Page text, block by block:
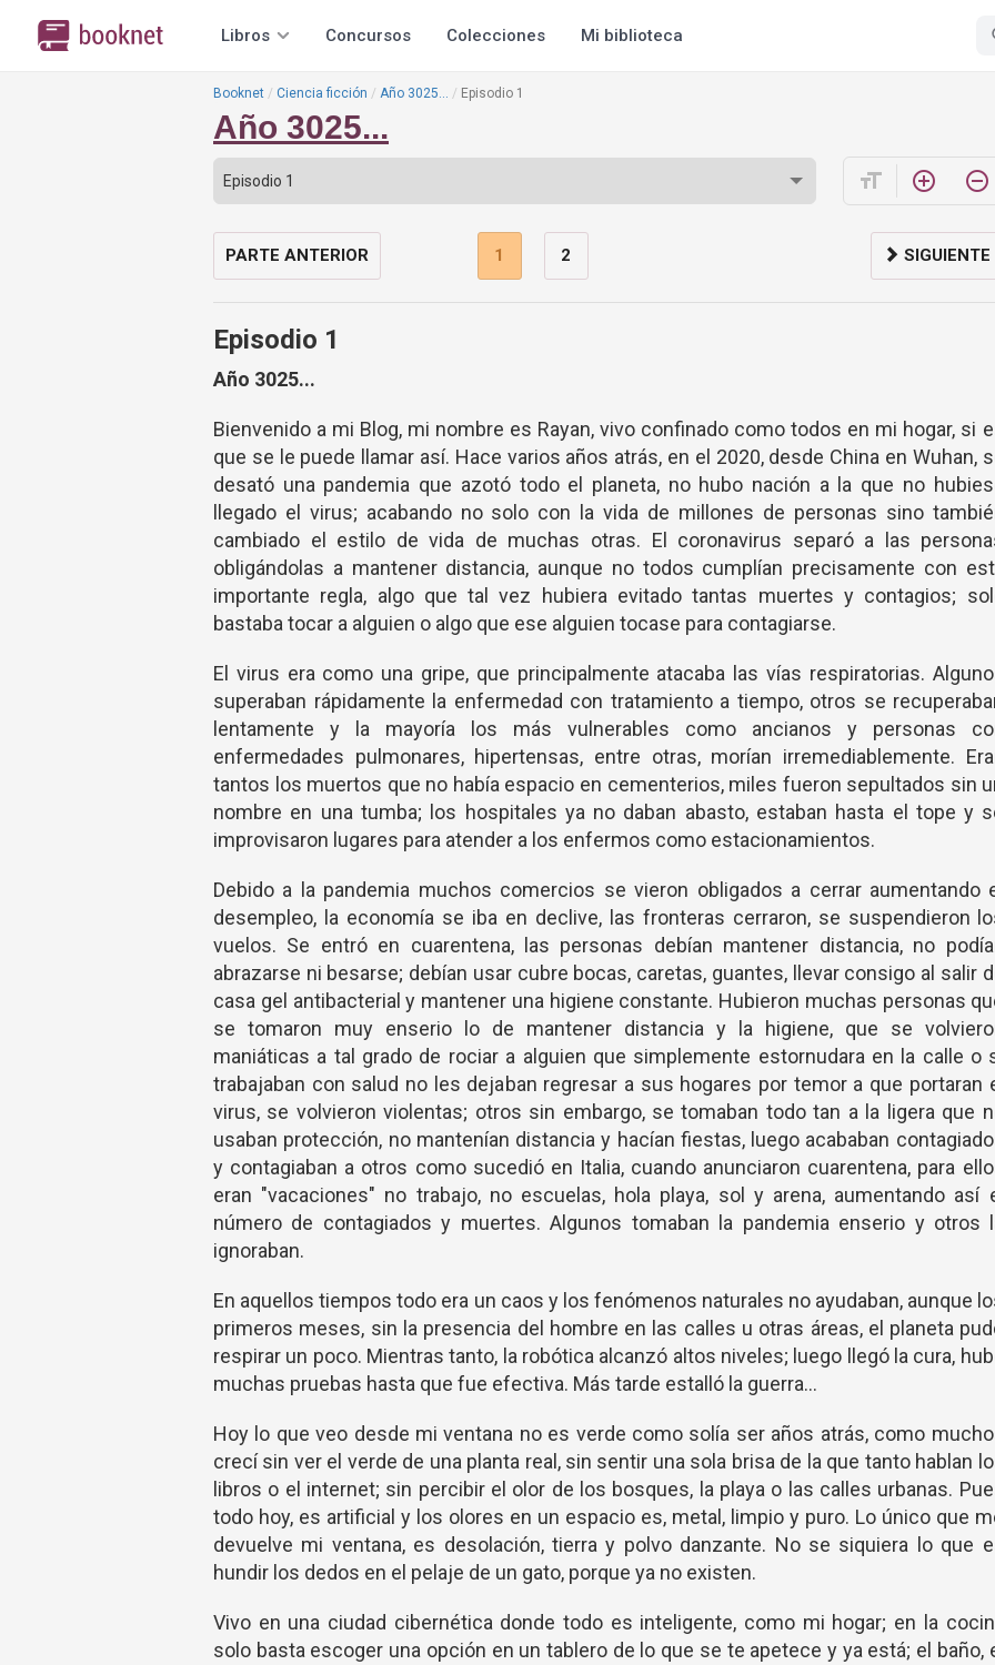
Libros Concursos Colecciones Mi biblioteca
Booknet Ciencia ficción Año 3025... Episodio 1
Año 3025...
format_size add_circle_outline remove_circle_outline
PARTE ANTERIOR 1 2 SIGUIENTE
Episodio 1
Año 3025...
Bienvenido a mi Blog, mi nombre es Rayan, vivo confinado como todos en mi hogar, si
que se le puede llamar así. Hace varios años atrás, en el 2020, desde China en Wuhan,
desató una pandemia que azotó todo el planeta, no hubo nación a la que no
llegado el virus; acabando no solo con la vida de millones de personas sino
cambiado el estilo de vida de muchas otras. El coronavirus separó a las
obligándolas a mantener distancia, aunque no todos cumplían precisamente con
importante regla, algo que tal vez hubiera evitado tantas muertes y contagios;
bastaba tocar a alguien o algo que ese alguien tocase para contagiarse.
El virus era como una gripe, que principalmente atacaba las vías respiratorias.
superaban rápidamente la enfermedad con tratamiento a tiempo, otros se
lentamente y la mayoría los más vulnerables como ancianos y personas
enfermedades pulmonares, hipertensas, entre otras, morían irremediablemente.
tantos los muertos que no había espacio en cementerios, miles fueron sepultados sin
nombre en una tumba; los hospitales ya no daban abasto, estaban hasta el tope y
improvisaron lugares para atender a los enfermos como estacionamientos.
Debido a la pandemia muchos comercios se vieron obligados a cerrar aumentando
desempleo, la economía se iba en declive, las fronteras cerraron, se suspendieron
vuelos. Se entró en cuarentena, las personas debían mantener distancia, no
abrazarse ni besarse; debían usar cubre bocas, caretas, guantes, llevar consigo al salir
casa gel antibacterial y mantener una higiene constante. Hubieron muchas personas
se tomaron muy enserio lo de mantener distancia y la higiene, que se
maniáticas a tal grado de rociar a alguien que simplemente estornudara en la calle o
trabajaban con salud no les dejaban regresar a sus hogares por temor a que portaran
virus, se volvieron violentas; otros sin embargo, se tomaban todo tan a la ligera que
usaban protección, no mantenían distancia y hacían fiestas, luego acababan
y contagiaban a otros como sucedió en Italia, cuando anunciaron cuarentena, para
eran "vacaciones" no trabajo, no escuelas, hola playa, sol y arena, aumentando así
número de contagiados y muertes. Algunos tomaban la pandemia enserio y otros
ignoraban.
En aquellos tiempos todo era un caos y los fenómenos naturales no ayudaban, aunque
primeros meses, sin la presencia del hombre en las calles u otras áreas, el planeta
respirar un poco. Mientras tanto, la robótica alcanzó altos niveles; luego llegó la cura,
muchas pruebas hasta que fue efectiva. Más tarde estalló la guerra...
Hoy lo que veo desde mi ventana no es verde como solía ser años atrás, como
crecí sin ver el verde de una planta real, sin sentir una sola brisa de la que tanto hablan
libros o el internet; sin percibir el olor de los bosques, la playa o las calles urbanas.
todo hoy, es artificial y los olores en un espacio es, metal, limpio y puro. Lo único que
devuelve mi ventana, es desolación, tierra y polvo danzante. No se siquiera lo que
hundir los dedos en el pelaje de un gato, porque ya no existen.
Vivo en una ciudad cibernética donde todo es inteligente, como mi hogar; en la
solo basta escoger una opción en un tablero de lo que se te apetece y ya está; el baño,